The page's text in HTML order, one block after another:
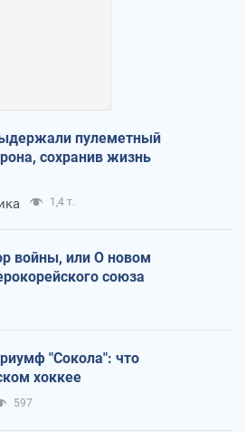
пулеметный
сохранив жизнь
1,4 т.
войны, или О новом
союза
"Сокола": что
хоккее
597